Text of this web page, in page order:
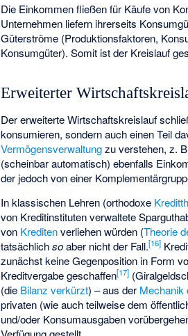
Die Einkommen fließen für Käufe von
Unternehmen liefern ihrerseits
Güterströme (Produktionsfaktoren,
Konsumgüter). Somit ist der Kreislauf
Erweiterter
Der erweiterte Wirtschaftskreislauf
konsumieren, sondern auch einen Teil
Vermögensverwaltungzu verstehen, z.
(scheinbar automatisch) ebenfalls
der jedoch von einer
In klassischen Lehren (orthodoxe
von Kreditinstituten verwaltete
von Kreditenverliehen würden (Theorie
tatsächlichsoaber nicht der Fall.[16]
zunächst keine Gegenposition in Form
Kreditvergabe geschaffen[17]
(die Bilanz verkürzt) – aus der Mechanik
privaten (wie auch teilweise dem
und/oder Konsumausgaben